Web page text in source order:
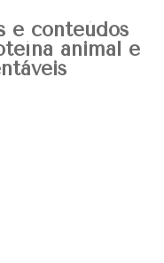
e conteúdos
animal e